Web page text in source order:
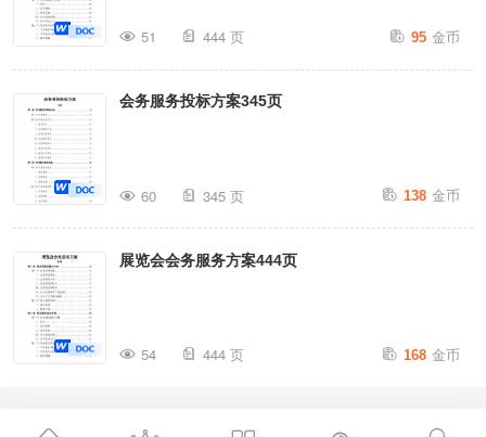
51 444 页 95 金币
会务服务投标方案345页
60 345 页 138 金币
展览会会务服务方案444页
54 444 页 168 金币